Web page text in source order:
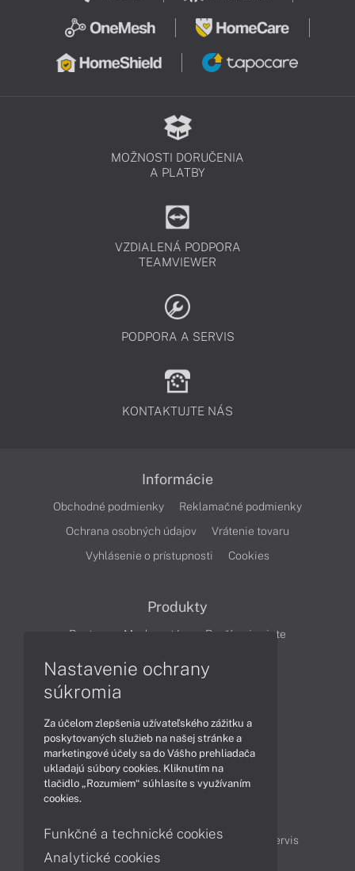
MOŽNOSTI DORUČENIA
A PLATBY
VZDIALENÁ PODPORA
TEAMVIEWER
PODPORA A SERVIS
KONTAKTUJTE NÁS
Informácie
Obchodné podmienky
Reklamačné podmienky
Ochrana osobných údajov
Vrátenie tovaru
Vyhlásenie o prístupnosti
Cookies
Produkty
Routery Mesh systém
Rozšírenie siete
Produkty Technológie
Obsah
Možnosti doručenia a platby
Podpora a servis
Nastavenie ochrany
súkromia
Za účelom zlepšenia užívateľského zážitku a
poskytovaných služieb na našej stránke a
marketingové účely sa do Vášho prehliadača
ukladajú súbory cookies. Kliknutím na
tlačidlo „Rozumiem“ súhlasíte s využívaním
cookies.
Funkčné a technické cookies
Analytické cookies